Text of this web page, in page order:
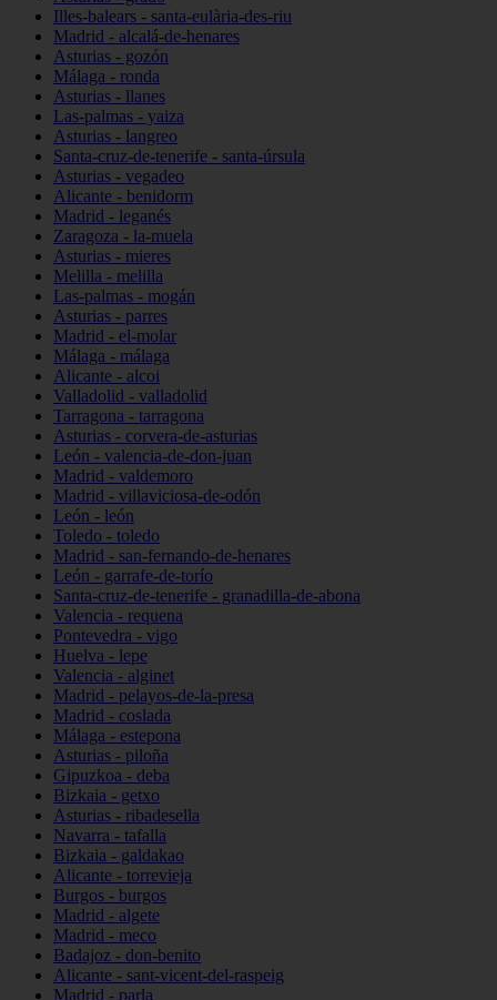
Illes-balears - santa-eulària-des-riu
Madrid - alcalá-de-henares
Asturias - gozón
Málaga - ronda
Asturias - llanes
Las-palmas - yaiza
Asturias - langreo
Santa-cruz-de-tenerife - santa-úrsula
Asturias - vegadeo
Alicante - benidorm
Madrid - leganés
Zaragoza - la-muela
Asturias - mieres
Melilla - melilla
Las-palmas - mogán
Asturias - parres
Madrid - el-molar
Málaga - málaga
Alicante - alcoi
Valladolid - valladolid
Tarragona - tarragona
Asturias - corvera-de-asturias
León - valencia-de-don-juan
Madrid - valdemoro
Madrid - villaviciosa-de-odón
León - león
Toledo - toledo
Madrid - san-fernando-de-henares
León - garrafe-de-torío
Santa-cruz-de-tenerife - granadilla-de-abona
Valencia - requena
Pontevedra - vigo
Huelva - lepe
Valencia - alginet
Madrid - pelayos-de-la-presa
Madrid - coslada
Málaga - estepona
Asturias - piloña
Gipuzkoa - deba
Bizkaia - getxo
Asturias - ribadesella
Navarra - tafalla
Bizkaia - galdakao
Alicante - torrevieja
Burgos - burgos
Madrid - algete
Madrid - meco
Badajoz - don-benito
Alicante - sant-vicent-del-raspeig
Madrid - parla